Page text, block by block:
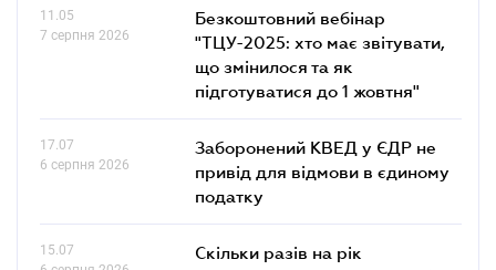
11.05
7 серпня 2026
Безкоштовний вебінар
"ТЦУ-2025: хто має звітувати,
що змінилося та як
підготуватися до 1 жовтня"
17.07
6 серпня 2026
Заборонений КВЕД у ЄДР не
привід для відмови в єдиному
податку
15.07
Скільки разів на рік